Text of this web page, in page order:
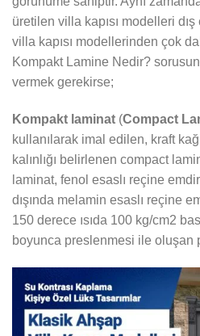
üretilen villa kapısı modelleri
villa kapısı modellerinden çok
Kompakt Lamine Nedir?
vermek gerekirse;
Kompakt laminat (Compact
kullanılarak imal edilen, kraft
kalınlığı belirlenen compact
laminat, fenol esaslı reçine
dışında melamin esaslı reçine
150 derece ısıda 100 kg/cm2
boyunca preslenmesi ile oluşan